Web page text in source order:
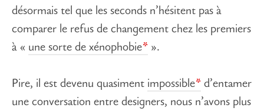
désormais tel que les seconds n’hésitent pas à
comparer le refus de changement chez les premiers
à « une sorte de xénophobie ».
Pire, il est devenu quasiment impossible d’entamer
une conversation entre designers, nous n’avons plus